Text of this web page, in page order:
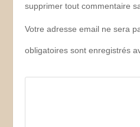
supprimer tout commentaire
Votre adresse email ne sera
obligatoires sont enregistrés